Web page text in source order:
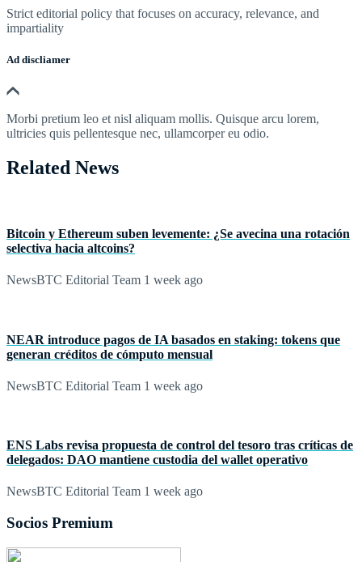
Strict editorial policy that focuses on accuracy, relevance, and
impartiality
Ad discliamer
Morbi pretium leo et nisl aliquam mollis. Quisque arcu lorem,
ultricies quis pellentesque nec, ullamcorper eu odio.
Related News
Bitcoin y Ethereum suben levemente: ¿Se avecina una rotación
selectiva hacia altcoins?
NewsBTC Editorial Team 1 week ago
NEAR introduce pagos de IA basados en staking: tokens que
generan créditos de cómputo mensual
NewsBTC Editorial Team 1 week ago
ENS Labs revisa propuesta de control del tesoro tras críticas de
delegados: DAO mantiene custodia del wallet operativo
NewsBTC Editorial Team 1 week ago
Socios Premium